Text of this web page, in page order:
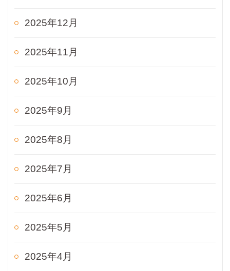
2025年12月
2025年11月
2025年10月
2025年9月
2025年8月
2025年7月
2025年6月
2025年5月
2025年4月